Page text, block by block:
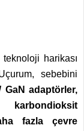
harikası
sebebini
GaN adaptörler,
fazla çevre